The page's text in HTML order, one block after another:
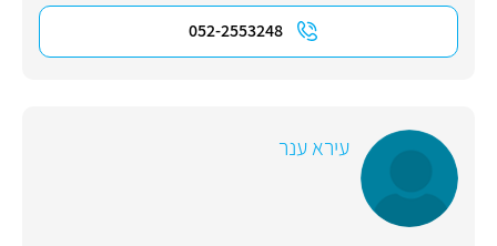
052-2553248
עירא ענר